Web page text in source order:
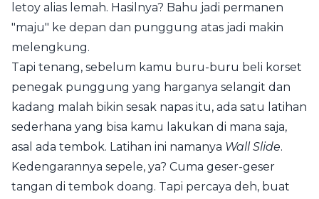
letoy alias lemah. Hasilnya? Bahu jadi permanen
"maju" ke depan dan punggung atas jadi makin
melengkung.
Tapi tenang, sebelum kamu buru-buru beli korset
penegak punggung yang harganya selangit dan
kadang malah bikin sesak napas itu, ada satu latihan
sederhana yang bisa kamu lakukan di mana saja,
asal ada tembok. Latihan ini namanya Wall Slide.
Kedengarannya sepele, ya? Cuma geser-geser
tangan di tembok doang. Tapi percaya deh, buat